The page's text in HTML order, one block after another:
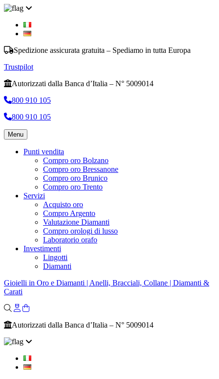
Spedizione assicurata gratuita – Spediamo in tutta Europa
Trustpilot
Autorizzati dalla Banca d’Italia – N° 5009014
800 910 105
800 910 105
Menu
Punti vendita
Compro oro Bolzano
Compro oro Bressanone
Compro oro Brunico
Compro oro Trento
Servizi
Acquisto oro
Compro Argento
Valutazione Diamanti
Compro orologi di lusso
Laboratorio orafo
Investimenti
Lingotti
Diamanti
Gioielli in Oro e Diamanti | Anelli, Bracciali, Collane | Diamanti &
Carati
Autorizzati dalla Banca d’Italia – N° 5009014